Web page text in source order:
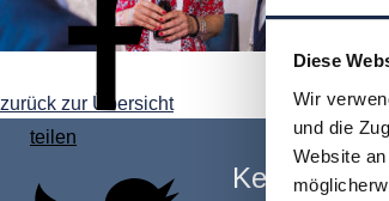
Diese
Wir
und die
Website
teilen
zurück zur Übersicht
Keine